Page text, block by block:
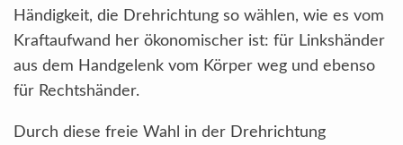
Händigkeit, die Drehrichtung so wählen, wie es vom
Kraftaufwand her ökonomischer ist: für Linkshänder
aus dem Handgelenk vom Körper weg und ebenso
für Rechtshänder.
Durch diese freie Wahl in der Drehrichtung